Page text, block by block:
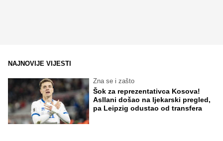
NAJNOVIJE VIJESTI
Zna se i zašto
Šok za reprezentativca Kosova!
Asllani došao na ljekarski pregled,
pa Leipzig odustao od transfera